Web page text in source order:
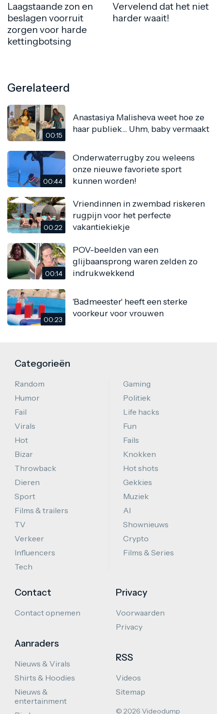
Laagstaande zon en
beslagen voorruit
zorgen voor harde
kettingbotsing
Vervelend dat het niet
harder waait!
Gerelateerd
00:15
Anastasiya Malisheva weet hoe ze
haar publiek... Uhm, baby vermaakt
00:44
Onderwaterrugby zou weleens
onze nieuwe favoriete sport
kunnen worden!
00:22
Vriendinnen in zwembad riskeren
rugpijn voor het perfecte
vakantiekiekje
00:14
POV-beelden van een
glijbaansprong waren zelden zo
indrukwekkend
00:23
'Badmeester' heeft een sterke
voorkeur voor vrouwen
Categorieën
Random
Humor
Fail
Virals
Hot
Bizar
Throwback
Dieren
Sport
Films & trailers
TV
Verkeer
Influencers
Tech
Gaming
Politiek
Life hacks
Fun
Fails
Knokken
Hot shots
Gekkies
Muziek
AI
Shownieuws
Crypto
Films & Series
Contact
Contact opnemen
Aanraders
Nieuws & Virals
Shirts & Hoodies
Nieuws &
entertainment
Privacy
Voorwaarden
Privacy
RSS
Videos
Sitemap
© 2026 Videodump